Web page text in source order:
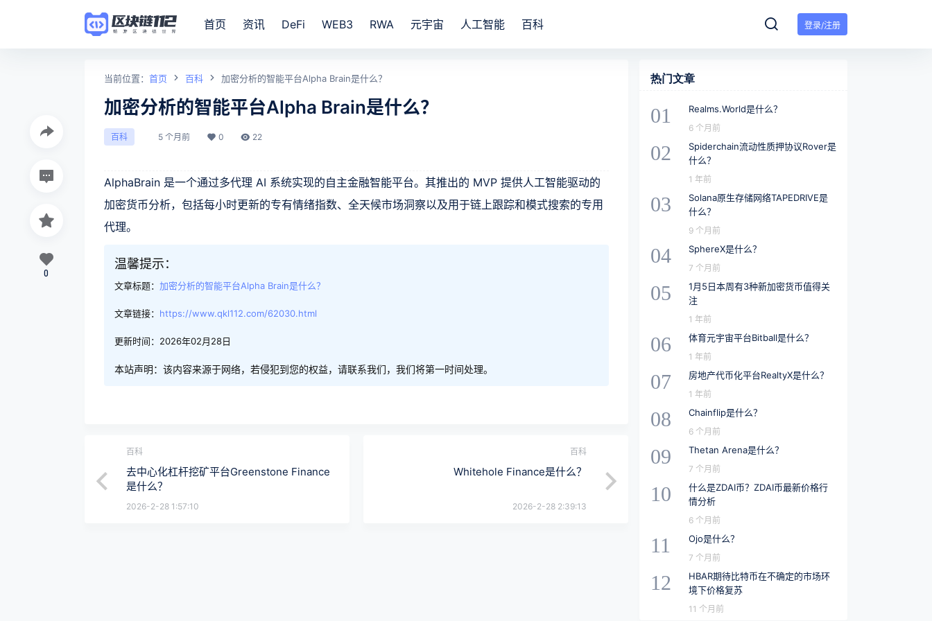
登录/注册
首页 资讯 DeFi WEB3 RWA 元宇宙 人工智能 百科
当前位置： 首页 百科 加密分析的智能平台Alpha Brain是什么？
加密分析的智能平台Alpha Brain是什么？
百科 5 个月前 0 22
AlphaBrain 是一个通过多代理 AI 系统实现的自主金融智能平台。其推出的 MVP 提供人工智能驱动的
加密货币分析，包括每小时更新的专有情绪指数、全天候市场洞察以及用于链上跟踪和模式搜索的专用
代理。
温馨提示：
文章标题： 加密分析的智能平台Alpha Brain是什么？
文章链接： https://www.qkl112.com/62030.html
更新时间：2026年02月28日
本站声明：该内容来源于网络，若侵犯到您的权益，请联系我们，我们将第一时间处理。
0
百科
去中心化杠杆挖矿平台Greenstone Finance
是什么？
2026-2-28 1:57:10
百科
Whitehole Finance是什么？
2026-2-28 2:39:13
热门文章
01 Realms.World是什么？
6 个月前
02
Spiderchain流动性质押协议Rover是
什么？
1 年前
03
Solana原生存储网络TAPEDRIVE是
什么？
9 个月前
04 SphereX是什么？
7 个月前
05
1月5日本周有3种新加密货币值得关
注
1 年前
06 体育元宇宙平台Bitball是什么？
1 年前
07 房地产代币化平台RealtyX是什么？
1 年前
08 Chainflip是什么？
6 个月前
09 Thetan Arena是什么？
7 个月前
10
什么是ZDAI币？ZDAI币最新价格行
情分析
6 个月前
11 Ojo是什么？
7 个月前
12
HBAR期待比特币在不确定的市场环
境下价格复苏
11 个月前